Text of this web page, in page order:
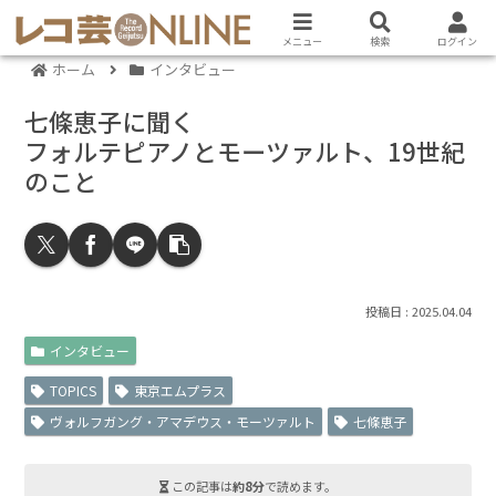
ホーム インタビュー
七條恵子に聞く
フォルテピアノとモーツァルト、19世紀
のこと
2025.04.04
インタビュー
TOPICS
東京エムプラス
ヴォルフガング・アマデウス・モーツァルト
七條恵子
この記事は約8分で読めます。
メニュー 検索 ログイン